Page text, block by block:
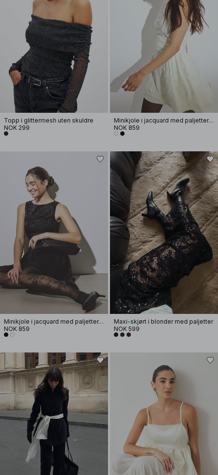
Topp i glittermesh uten skuldre
NOK 299
Minikjole i jacquard med paljetter, rysjer og hofter
NOK 859
Minikjole i jacquard med paljetter, rysjer og hofter
NOK 859
Maxi-skjørt i blonder med paljetter
NOK 599